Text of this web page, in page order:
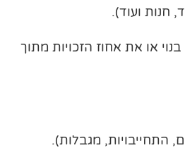
חנות ועוד).
או את אחוז הזכויות מתוך
התחייבויות, מגבלות).